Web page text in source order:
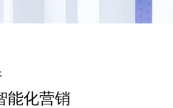
能化营销